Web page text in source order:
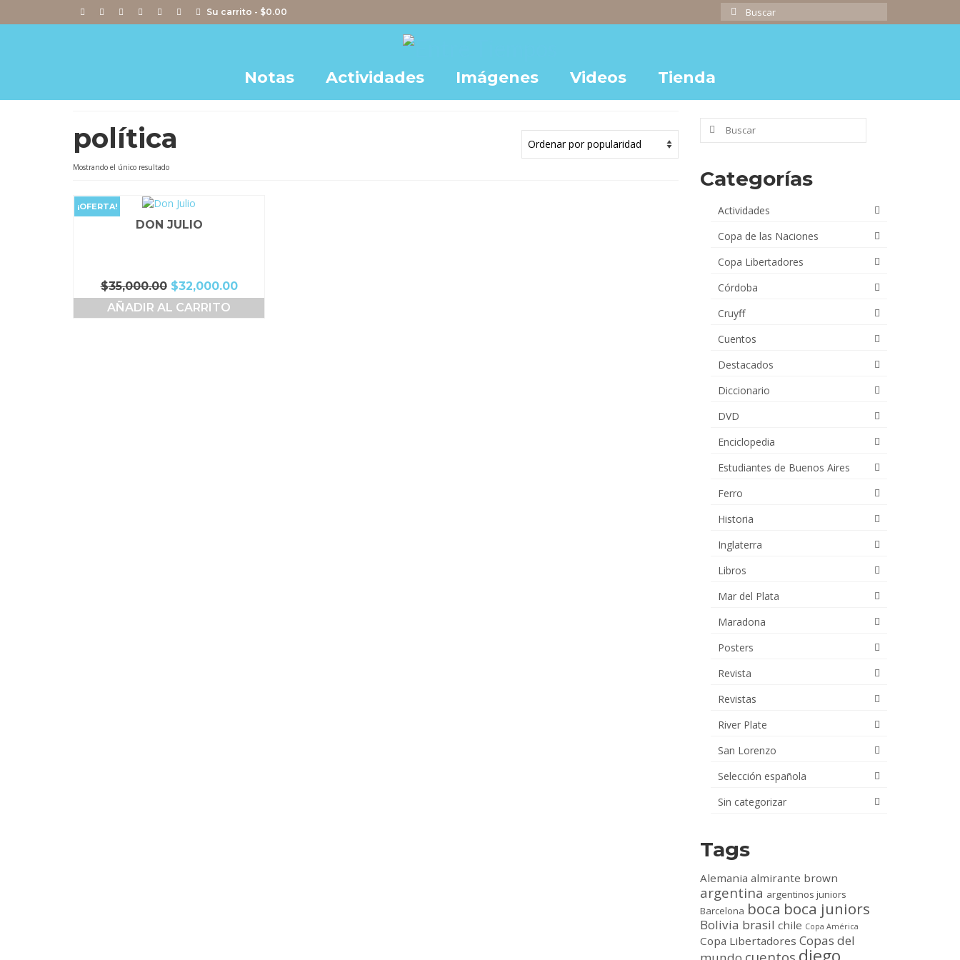
Su carrito - $0.00
Buscar
por:
Notas Actividades Imágenes Videos Tienda
política
Mostrando el único resultado
¡OFERTA!
DON JULIO
$35,000.00 El
precio
original
$32,000.00El
precio
AÑADIR AL CARRITO
Buscar
Categorías
Actividades
Copa de las Naciones
Copa Libertadores
Córdoba
Cruyff
Cuentos
Destacados
Diccionario
DVD
Enciclopedia
Estudiantes de Buenos Aires
Ferro
Historia
Inglaterra
Libros
Mar del Plata
Maradona
Posters
Revista
Revistas
River Plate
San Lorenzo
Selección española
Sin categorizar
Tags
Alemania almirante brown
argentina argentinos juniors
Barcelona boca boca juniors
Bolivia brasil chile Copa América
Copa Libertadores Copas del